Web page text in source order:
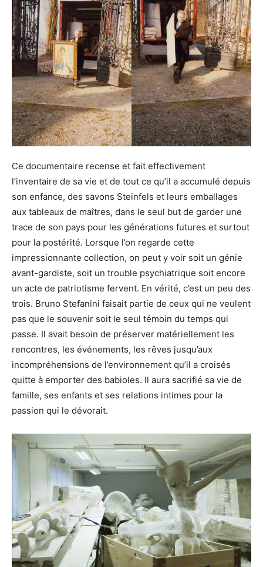
Ce documentaire recense et fait effectivement
l’inventaire de sa vie et de tout ce qu’il a accumulé depuis
son enfance, des savons Steinfels et leurs emballages
aux tableaux de maîtres, dans le seul but de garder une
trace de son pays pour les générations futures et surtout
pour la postérité. Lorsque l’on regarde cette
impressionnante collection, on peut y voir soit un génie
avant-gardiste, soit un trouble psychiatrique soit encore
un acte de patriotisme fervent. En vérité, c’est un peu des
trois. Bruno Stefanini faisait partie de ceux qui ne veulent
pas que le souvenir soit le seul témoin du temps qui
passe. Il avait besoin de préserver matériellement les
rencontres, les événements, les rêves jusqu’aux
incompréhensions de l’environnement qu’il a croisés
quitte à emporter des babioles. Il aura sacrifié sa vie de
famille, ses enfants et ses relations intimes pour la
passion qui le dévorait.